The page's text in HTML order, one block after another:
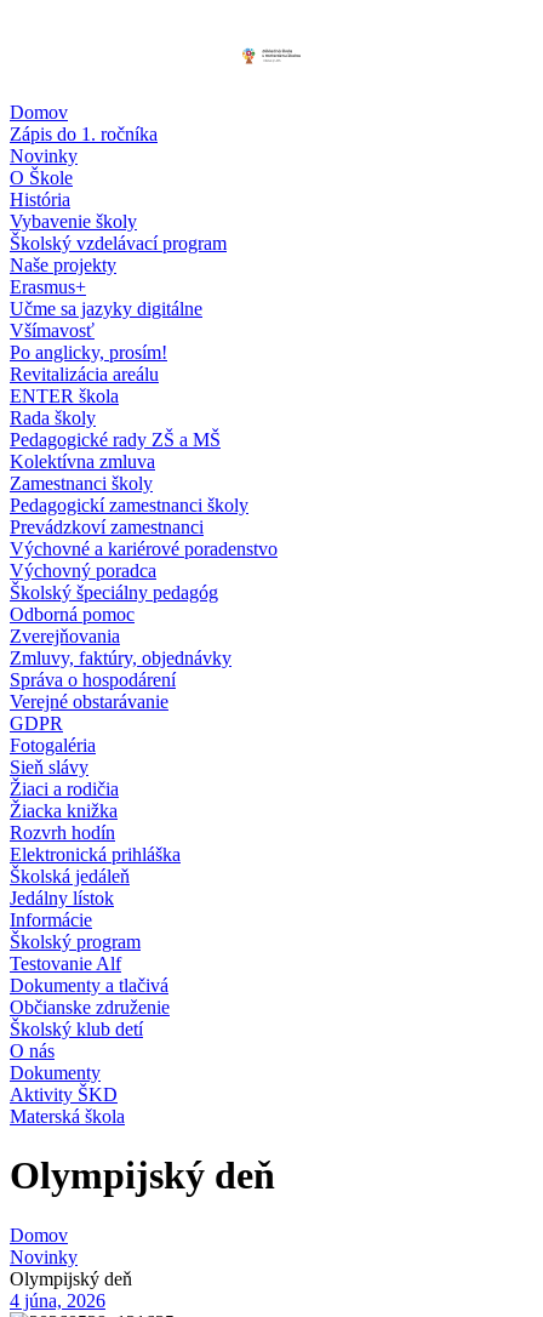
Domov
Zápis do 1. ročníka
Novinky
O Škole
História
Vybavenie školy
Školský vzdelávací program
Naše projekty
Erasmus+
Učme sa jazyky digitálne
Všímavosť
Po anglicky, prosím!
Revitalizácia areálu
ENTER škola
Rada školy
Pedagogické rady ZŠ a MŠ
Kolektívna zmluva
Zamestnanci školy
Pedagogickí zamestnanci školy
Prevádzkoví zamestnanci
Výchovné a kariérové poradenstvo
Výchovný poradca
Školský špeciálny pedagóg
Odborná pomoc
Zverejňovania
Zmluvy, faktúry, objednávky
Správa o hospodárení
Verejné obstarávanie
GDPR
Fotogaléria
Sieň slávy
Žiaci a rodičia
Žiacka knižka
Rozvrh hodín
Elektronická prihláška
Školská jedáleň
Jedálny lístok
Informácie
Školský program
Testovanie Alf
Dokumenty a tlačivá
Občianske združenie
Školský klub detí
O nás
Dokumenty
Aktivity ŠKD
Materská škola
Olympijský deň
Domov
Novinky
Olympijský deň
4 júna, 2026